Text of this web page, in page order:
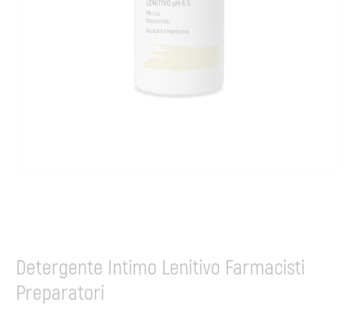
Detergente Intimo Lenitivo Farmacisti
Preparatori